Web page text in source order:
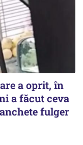
a oprit, în
a făcut ceva
fulger